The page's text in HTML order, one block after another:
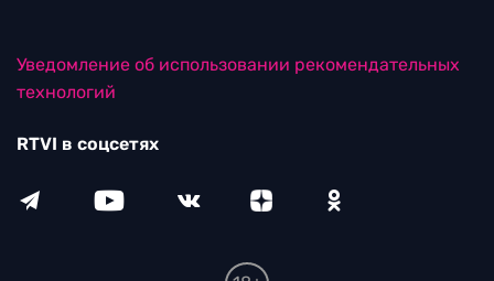
Уведомление об использовании рекомендательных
технологий
RTVI в соцсетях